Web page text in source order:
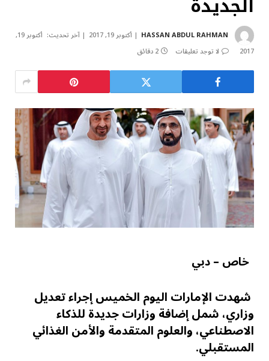
HASSAN ABDUL RAHMAN أكتوبر 19, 2017 آخر تحديث:
أكتوبر 19,
2017
لا توجد تعليقات 2 دقائق
خاص – دبي
شهدت الإمارات اليوم الخميس إجراء تعديل
وزاري، شمل إضافة وزارات جديدة للذكاء
الاصطناعي، والعلوم المتقدمة والأمن الغذائي
المستقبلي.